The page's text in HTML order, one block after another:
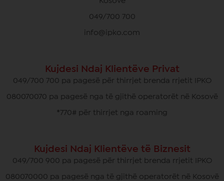
049/700 700
info@ipko.com
Kujdesi Ndaj Klientëve Privat
049/700 700 pa pagesë për thirrjet brenda rrjetit IPKO
080070070 pa pagesë nga të gjithë operatorët në Kosovë
*770# për thirrjet nga roaming
Kujdesi Ndaj Klientëve të Biznesit
049/700 900 pa pagesë për thirrjet brenda rrjetit IPKO
080070000 pa pagesë nga të gjithë operatorët në Kosovë